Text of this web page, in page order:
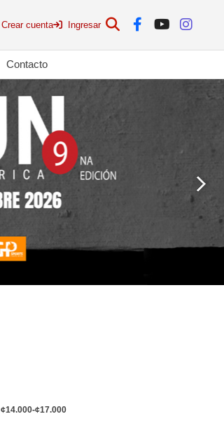
Crear cuenta Ingresar
Contacto
¢14.000-¢17.000